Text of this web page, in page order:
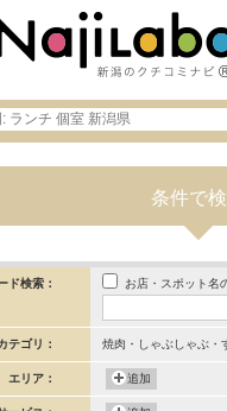
条件で
ド検索： お店・スポット名
テゴリ： 焼肉・しゃぶしゃぶ・
エリア： 追加